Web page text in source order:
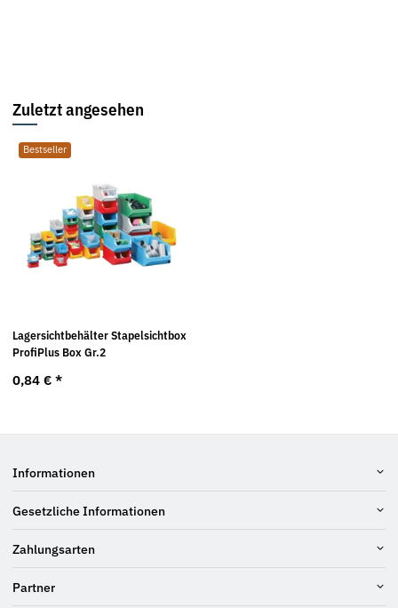
Zuletzt angesehen
Bestseller
Lagersichtbehälter Stapelsichtbox
ProfiPlus Box Gr.2
0,84 € *
Informationen
Gesetzliche Informationen
Zahlungsarten
Partner